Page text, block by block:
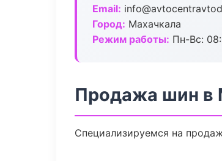
Email:
Город: Махачкала
Режим работы: Пн-Вс:
Продажа шин в
Специализируемся на